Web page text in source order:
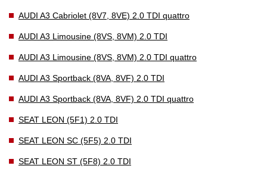
AUDI A3 Cabriolet (8V7, 8VE) 2.0 TDI quattro
AUDI A3 Limousine (8VS, 8VM) 2.0 TDI
AUDI A3 Limousine (8VS, 8VM) 2.0 TDI quattro
AUDI A3 Sportback (8VA, 8VF) 2.0 TDI
AUDI A3 Sportback (8VA, 8VF) 2.0 TDI quattro
SEAT LEON (5F1) 2.0 TDI
SEAT LEON SC (5F5) 2.0 TDI
SEAT LEON ST (5F8) 2.0 TDI